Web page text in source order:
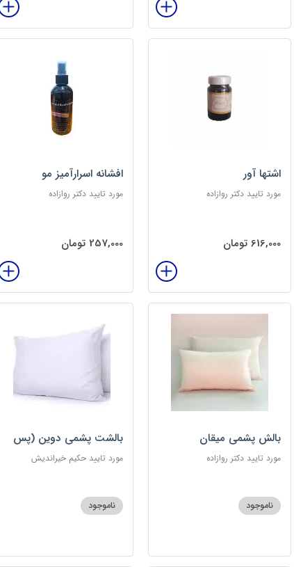
اشتها آور
مورد تایید دکتر روازاده
616,000 تومان
افشانه اسرارآمیز مو
مورد تایید دکتر روازاده
257,000 تومان
بالش پشمی میقان
مورد تایید دکتر روازاده
ناموجود
بالشت پشمی دوین (پس
کرایه)
مورد تایید حکیم خیراندیش
ناموجود